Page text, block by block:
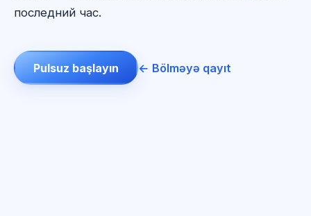
последний час.
Pulsuz başlayın ← Bölməyə qayıt